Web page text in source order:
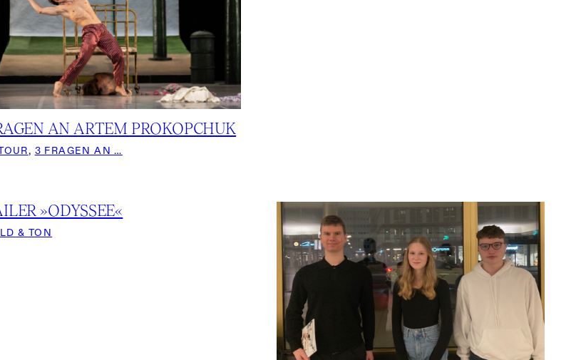
AN ARTEM PROKOPCHUK
, 3 FRAGEN AN …
»ODYSSEE«
& TON